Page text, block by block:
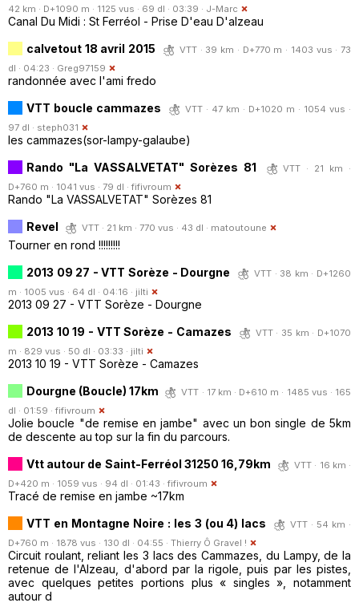
42 km · D+1090 m · 1125 vus · 69 dl · 03:39 · J-Marc
Canal Du Midi : St Ferréol - Prise D'eau D'alzeau
calvetout 18 avril 2015
VTT · 39 km · D+770 m · 1403 vus · 73
dl · 04:23 · Greg97159
randonnée avec l'ami fredo
VTT boucle cammazes
VTT · 47 km · D+1020 m · 1054 vus ·
97 dl · steph031
les cammazes(sor-lampy-galaube)
Rando "La VASSALVETAT" Sorèzes 81
VTT · 21 km ·
D+760 m · 1041 vus · 79 dl · fifivroum
Rando "La VASSALVETAT" Sorèzes 81
Revel
VTT · 21 km · 770 vus · 43 dl · matoutoune
Tourner en rond !!!!!!!!!
2013 09 27 - VTT Sorèze - Dourgne
VTT · 38 km · D+1260
m · 1005 vus · 64 dl · 04:16 · jilti
2013 09 27 - VTT Sorèze - Dourgne
2013 10 19 - VTT Sorèze - Camazes
VTT · 35 km · D+1070
m · 829 vus · 50 dl · 03:33 · jilti
2013 10 19 - VTT Sorèze - Camazes
Dourgne (Boucle) 17km
VTT · 17 km · D+610 m · 1485 vus · 165
dl · 01:59 · fifivroum
Jolie boucle "de remise en jambe" avec un bon single de 5km
de descente au top sur la fin du parcours.
Vtt autour de Saint-Ferréol 31250 16,79km
VTT · 16 km ·
D+420 m · 1059 vus · 94 dl · 01:43 · fifivroum
Tracé de remise en jambe ~17km
VTT en Montagne Noire : les 3 (ou 4) lacs
VTT · 54 km ·
D+760 m · 1878 vus · 130 dl · 04:55 · Thierry Ô Gravel !
Circuit roulant, reliant les 3 lacs des Cammazes, du Lampy, de la
retenue de l'Alzeau, d'abord par la rigole, puis par les pistes,
avec quelques petites portions plus « singles », notamment
autour d